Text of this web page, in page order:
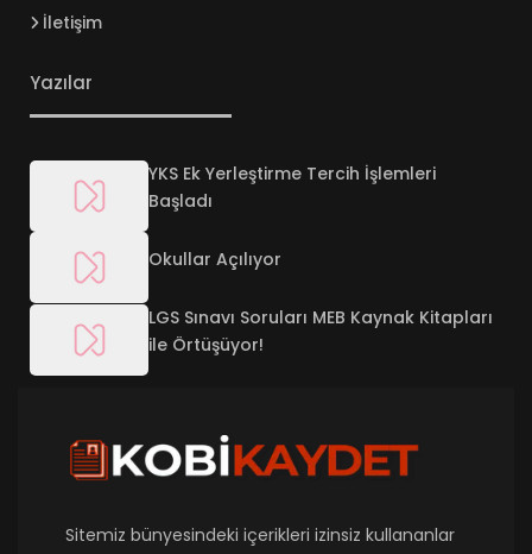
İletişim
Yazılar
YKS Ek Yerleştirme Tercih İşlemleri
Başladı
Okullar Açılıyor
LGS Sınavı Soruları MEB Kaynak Kitapları
ile Örtüşüyor!
Sitemiz bünyesindeki içerikleri izinsiz kullananlar